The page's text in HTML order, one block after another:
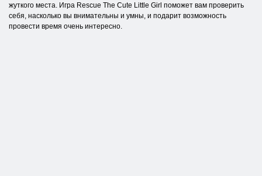
жуткого места. Игра Rescue The Cute Little Girl поможет вам проверить
себя, насколько вы внимательны и умны, и подарит возможность
провести время очень интересно.